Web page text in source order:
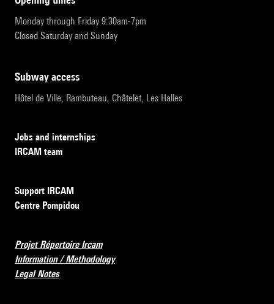
Monday through Friday 9:30am-7pm
Closed Saturday and Sunday
subway access
Hôtel de Ville, Rambuteau, Châtelet, Les Halles
Jobs and internships
IRCAM team
Support IRCAM
Centre Pompidou
Projet Répertoire Ircam
Information / Methodology
Legal Notes